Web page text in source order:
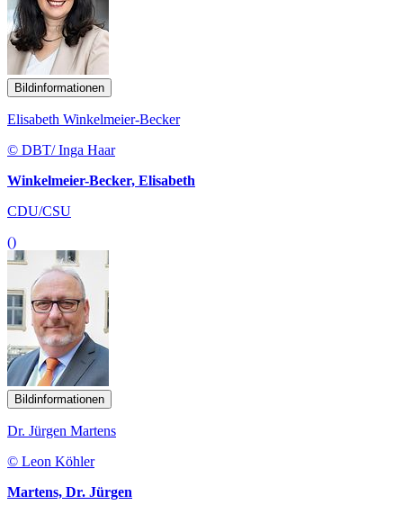
Bildinformationen
Elisabeth Winkelmeier-Becker
© DBT/ Inga Haar
Winkelmeier-Becker, Elisabeth
CDU/CSU
()
Bildinformationen
Dr. Jürgen Martens
© Leon Köhler
Martens, Dr. Jürgen